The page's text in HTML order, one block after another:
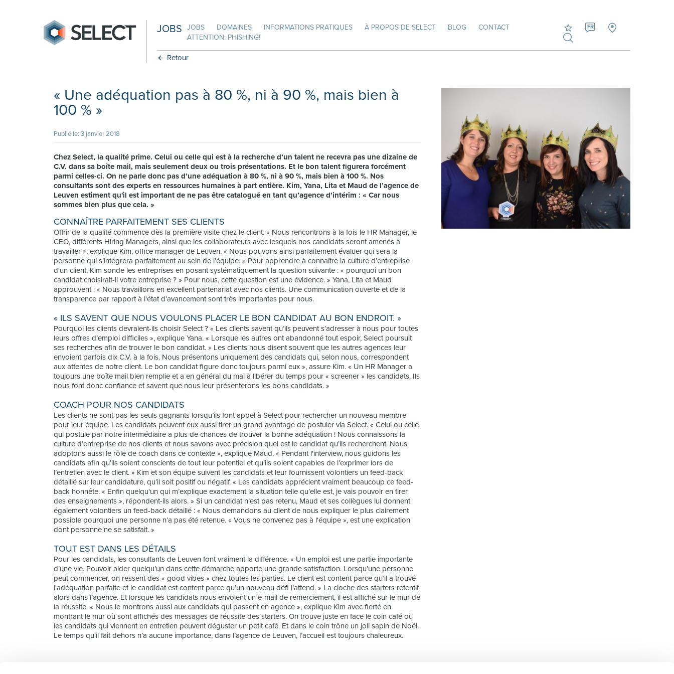
JOBS JOBS DOMAINES INFORMATIONS PRATIQUES À PROPOS DE SELECT BLOG
CONTACT
ATTENTION: PHISHING!
FR
Retour
« Une adéquation pas à 80 %, ni à 90 %, mais bien à
100 % »
Publié le: 3 janvier 2018
Chez Select, la qualité prime. Celui ou celle qui est à la recherche d’un talent ne recevra pas une dizaine de
C.V. dans sa boîte mail, mais seulement deux ou trois présentations. Et le bon talent figurera forcément
parmi celles-ci. On ne parle donc pas d’une adéquation à 80 %, ni à 90 %, mais bien à 100 %. Nos
consultants sont des experts en ressources humaines à part entière. Kim, Yana, Lita et Maud de l’agence de
Leuven estiment qu'il est important de ne pas être catalogué en tant qu’agence d’intérim : « Car nous
sommes bien plus que cela. »
CONNAÎTRE PARFAITEMENT SES CLIENTS
Offrir de la qualité commence dès la première visite chez le client. « Nous rencontrons à la fois le HR Manager, le
CEO, différents Hiring Managers, ainsi que les collaborateurs avec lesquels nos candidats seront amenés à
travailler », explique Kim, office manager de Leuven. « Nous pouvons ainsi parfaitement évaluer qui sera la
personne qui s’intègrera parfaitement au sein de l’équipe. » Pour apprendre à connaître la culture d’entreprise
d'un client, Kim sonde les entreprises en posant systématiquement la question suivante : « pourquoi un bon
candidat choisirait-il votre entreprise ? » Pour nous, cette question est une évidence. » Yana, Lita et Maud
approuvent : « Nous travaillons en excellent partenariat avec nos clients. Une communication ouverte et de la
transparence par rapport à l'état d’avancement sont très importantes pour nous.
« ILS SAVENT QUE NOUS VOULONS PLACER LE BON CANDIDAT AU BON ENDROIT. »
Pourquoi les clients devraient-ils choisir Select ? « Les clients savent qu’ils peuvent s’adresser à nous pour toutes
leurs offres d’emploi difficiles », explique Yana. « Lorsque les autres ont abandonné tout espoir, Select poursuit
ses recherches afin de trouver le bon candidat. » Les clients nous disent souvent que les autres agences leur
envoient parfois dix C.V. à la fois. Nous présentons uniquement des candidats qui, selon nous, correspondent
aux attentes de notre client. Le bon candidat figure donc toujours parmi eux », assure Kim. « Un HR Manager a
toujours une boîte mail bien remplie et a en général du mal à libérer du temps pour « screener » les candidats. Ils
nous font donc confiance et savent que nous leur présenterons les bons candidats. »
COACH POUR NOS CANDIDATS
Les clients ne sont pas les seuls gagnants lorsqu’ils font appel à Select pour rechercher un nouveau membre
pour leur équipe. Les candidats peuvent eux aussi tirer un grand avantage de postuler via Select. « Celui ou celle
qui postule par notre intermédiaire a plus de chances de trouver la bonne adéquation ! Nous connaissons la
culture d’entreprise de nos clients et nous savons avec précision quel est le candidat qu’ils recherchent. Nous
adoptons aussi le rôle de coach dans ce contexte », explique Maud. « Pendant l'interview, nous guidons les
candidats afin qu’ils soient conscients de tout leur potentiel et qu’ils soient capables de l’exprimer lors de
l’entretien avec le client. » Kim et son équipe suivent les candidats et leur fournissent volontiers un feed-back
détaillé sur leur candidature, qu’il soit positif ou négatif. « Les candidats apprécient vraiment beaucoup ce feed-
back honnête. « Enfin quelqu'un qui m’explique exactement la situation telle qu’elle est, je vais pouvoir en tirer
des enseignements », répondent-ils alors. » Si un candidat n’est pas retenu, Maud et ses collègues lui donnent
également volontiers un feed-back détaillé : « Nous demandons au client de nous expliquer le plus clairement
possible pourquoi une personne n’a pas été retenue. « Vous ne convenez pas à l'équipe », est une explication
dont personne ne se satisfait. »
TOUT EST DANS LES DÉTAILS
Pour les candidats, les consultants de Leuven font vraiment la différence. « Un emploi est une partie importante
d’une vie. Pouvoir aider quelqu’un dans cette démarche apporte une grande satisfaction. Lorsqu’une personne
peut commencer, on ressent des « good vibes » chez toutes les parties. Le client est content parce qu’il a trouvé
l'adéquation parfaite et le candidat est content parce qu’un nouveau défi l’attend. » La cloche des starters retentit
alors dans l’agence. Et lorsque les candidats nous envoient un e-mail de remerciement, il est affiché sur le mur de
la réussite. « Nous le montrons aussi aux candidats qui passent en agence », explique Kim avec fierté en
montrant le mur où sont affichés des messages de réussite des starters. On trouve juste en face le coin café où
les candidats qui viennent en entretien peuvent déguster un petit café. Et dans le coin trône un joli sapin de Noël.
Le temps qu'il fait dehors n’a aucune importance, dans l’agence de Leuven, l’accueil est toujours chaleureux.